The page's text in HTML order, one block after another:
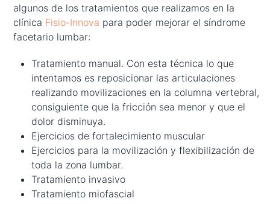
algunos de los tratamientos que realizamos en la
clínica Fisio-Innova para poder mejorar el síndrome
facetario lumbar:
Tratamiento manual. Con esta técnica lo que
intentamos es reposicionar las articulaciones
realizando movilizaciones en la columna vertebral,
consiguiente que la fricción sea menor y que el
dolor disminuya.
Ejercicios de fortalecimiento muscular
Ejercicios para la movilización y flexibilización de
toda la zona lumbar.
Tratamiento invasivo
Tratamiento miofascial